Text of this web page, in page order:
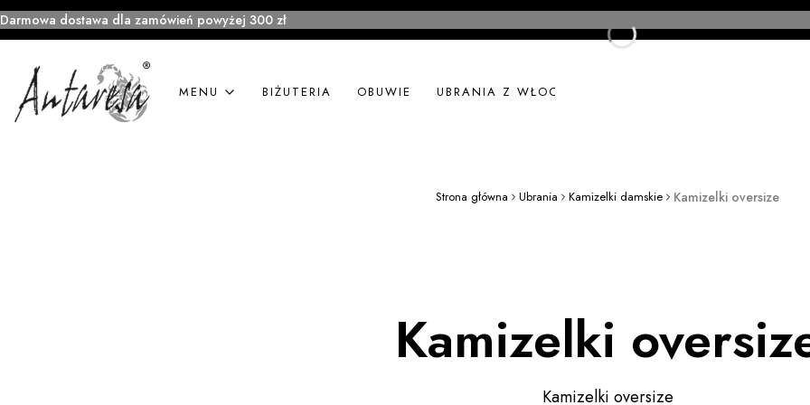
Darmowa dostawa dla zamówień powyżej 300 zł
MENU BIŻUTERIA OBUWIE UBRANIA Z WŁOCH
Strona główna Ubrania Kamizelki damskie Kamizelki oversize
Kamizelki
Kamizelki oversize